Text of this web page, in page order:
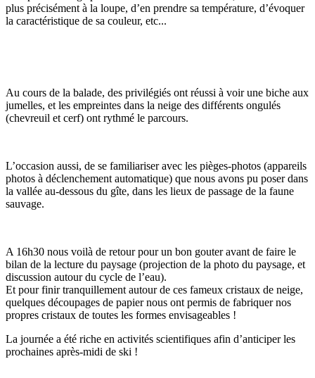
plus précisément à la loupe, d’en prendre sa température, d’évoquer
la caractéristique de sa couleur, etc...
Au cours de la balade, des privilégiés ont réussi à voir une biche aux
jumelles, et les empreintes dans la neige des différents ongulés
(chevreuil et cerf) ont rythmé le parcours.
L’occasion aussi, de se familiariser avec les pièges-photos (appareils
photos à déclenchement automatique) que nous avons pu poser dans
la vallée au-dessous du gîte, dans les lieux de passage de la faune
sauvage.
A 16h30 nous voilà de retour pour un bon gouter avant de faire le
bilan de la lecture du paysage (projection de la photo du paysage, et
discussion autour du cycle de l’eau).
Et pour finir tranquillement autour de ces fameux cristaux de neige,
quelques découpages de papier nous ont permis de fabriquer nos
propres cristaux de toutes les formes envisageables !
La journée a été riche en activités scientifiques afin d’anticiper les
prochaines après-midi de ski !